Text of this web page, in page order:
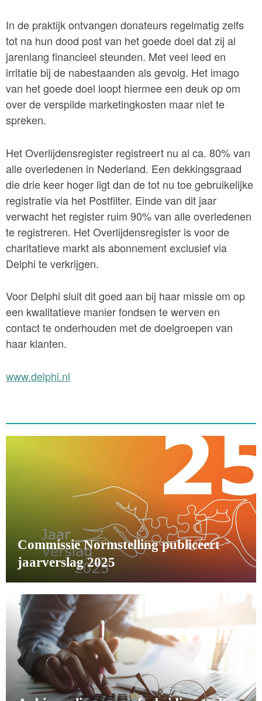
In de praktijk ontvangen donateurs regelmatig zelfs
tot na hun dood post van het goede doel dat zij al
jarenlang financieel steunden. Met veel leed en
irritatie bij de nabestaanden als gevolg. Het imago
van het goede doel loopt hiermee een deuk op om
over de verspilde marketingkosten maar niet te
spreken.
Het Overlijdensregister registreert nu al ca. 80% van
alle overledenen in Nederland. Een dekkingsgraad
die drie keer hoger ligt dan de tot nu toe gebruikelijke
registratie via het Postfilter. Einde van dit jaar
verwacht het register ruim 90% van alle overledenen
te registreren. Het Overlijdensregister is voor de
charitatieve markt als abonnement exclusief via
Delphi te verkrijgen.
Voor Delphi sluit dit goed aan bij haar missie om op
een kwalitatieve manier fondsen te werven en
contact te onderhouden met de doelgroepen van
haar klanten.
www.delphi.nl
Commissie Normstelling publiceert
jaarverslag 2025